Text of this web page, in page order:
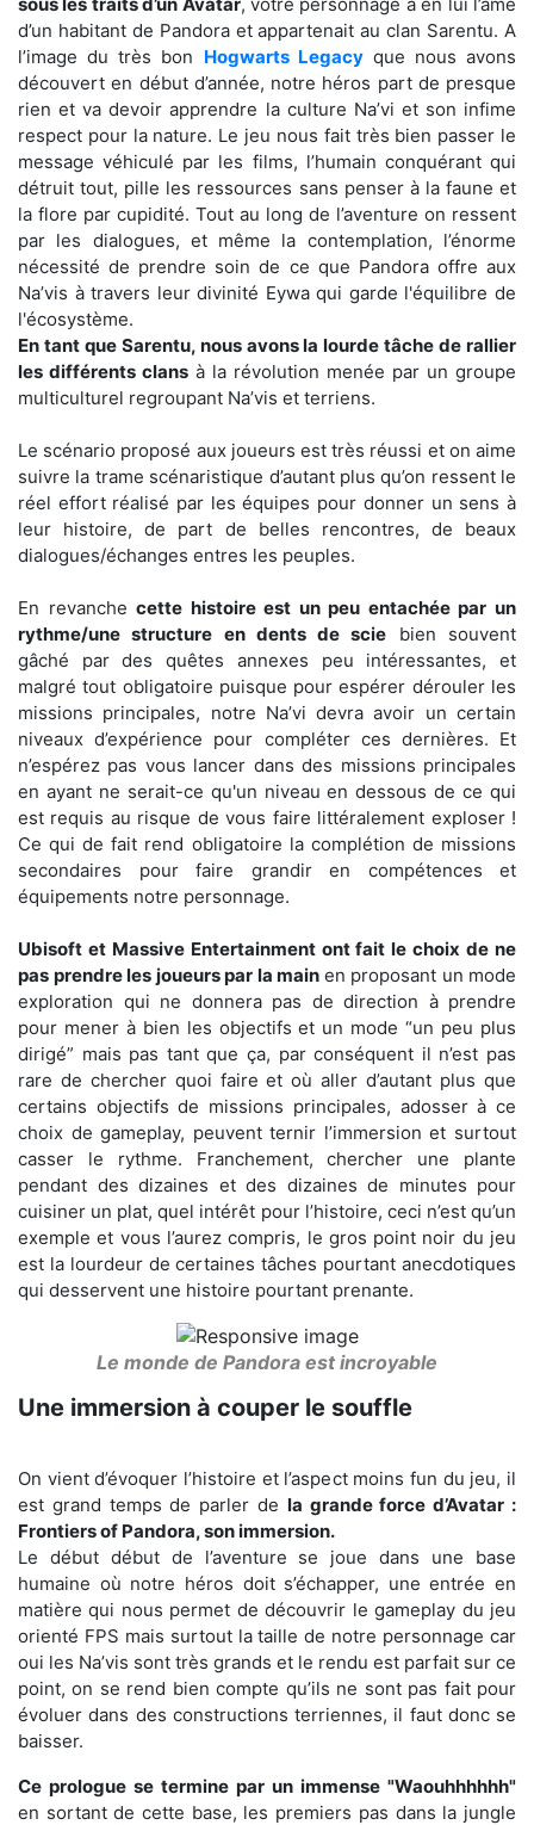
d’un habitant de Pandora et appartenait au clan Sarentu. A
l’image du très bon Hogwarts Legacyque nous avons
découvert en début d’année, notre héros part de presque
rien et va devoir apprendre la culture Na’vi et son infime
respect pour la nature. Le jeu nous fait très bien passer le
message véhiculé par les films, l’humain conquérant qui
détruit tout, pille les ressources sans penser à la faune et
la flore par cupidité. Tout au long de l’aventure on ressent
par les dialogues, et même la contemplation, l’énorme
nécessité de prendre soin de ce que Pandora offre aux
Na’vis à travers leur divinité Eywa qui garde l'équilibre de
l'écosystème.
En tant que Sarentu, nous avons la lourde tâche de rallier
les différents clans à la révolution menée par un groupe
multiculturel regroupant Na’vis et terriens.
Le scénario proposé aux joueurs est très réussi et on aime
suivre la trame scénaristique d’autant plus qu’on ressent le
réel effort réalisé par les équipes pour donner un sens à
leur histoire, de part de belles rencontres, de beaux
dialogues/échanges entres les peuples.
En revanchecette histoire est un peu entachée par un
rythme/une structure en dents de scie bien souvent
gâché par des quêtes annexes peu intéressantes, et
malgré tout obligatoire puisque pour espérer dérouler les
missions principales, notre Na’vi devra avoir un certain
niveaux d’expérience pour compléter ces dernières. Et
n’espérez pas vous lancer dans des missions principales
en ayant ne serait-ce qu'un niveau en dessous de ce qui
est requis au risque de vous faire littéralement exploser !
Ce qui de fait rend obligatoire la complétion de missions
secondaires pour faire grandir en compétences et
équipements notre personnage.
Ubisoft et Massive Entertainment ont fait le choix de ne
pas prendre les joueurs par la main en proposant un mode
exploration qui ne donnera pas de direction à prendre
pour mener à bien les objectifs et un mode “un peu plus
dirigé” mais pas tant que ça, par conséquent il n’est pas
rare de chercher quoi faire et où aller d’autant plus que
certains objectifs de missions principales, adosser à ce
choix de gameplay, peuvent ternir l’immersion et surtout
casser le rythme. Franchement, chercher une plante
pendant des dizaines et des dizaines de minutes pour
cuisiner un plat, quel intérêt pour l’histoire, ceci n’est qu’un
exemple et vous l’aurez compris, le gros point noir du jeu
est la lourdeur de certaines tâches pourtant anecdotiques
qui desservent une histoire pourtant prenante.
Le monde de Pandora est incroyable
Une immersion à couper le souffle
On vient d’évoquer l’histoire et l’aspect moins fun du jeu, il
est grand temps de parler de la grande force d’Avatar :
Frontiers of Pandora, son immersion.
Le début début de l’aventure se joue dans une base
humaine où notre héros doit s’échapper, une entrée en
matière qui nous permet de découvrir le gameplay du jeu
orienté FPS mais surtout la taille de notre personnage car
oui les Na’vis sont très grands et le rendu est parfait sur ce
point, on se rend bien compte qu’ils ne sont pas fait pour
évoluer dans des constructions terriennes, il faut donc se
baisser.
Ce prologue se termine par un immense "Waouhhhhhh"
en sortant de cette base, les premiers pas dans la jungle